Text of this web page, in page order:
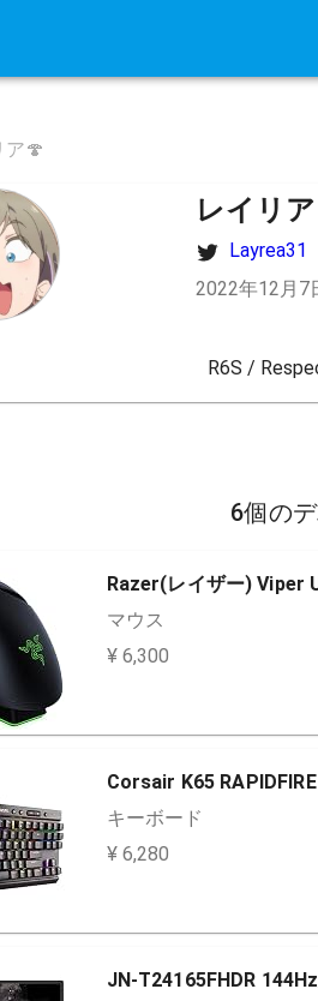
ア🍄
レイリ
Layrea31
2022年12月7
R6S /
6個の
Razer(レイザー) Viper
マウス
¥ 6,300
Corsair K65 RAPIDFIRE
キーボード
¥ 6,280
JN-T24165FHDR